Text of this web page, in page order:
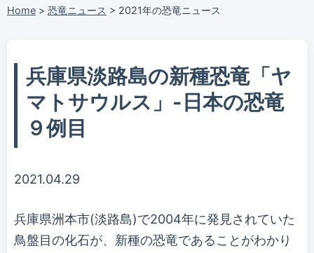
Home > 恐竜ニュース > 2021年の恐竜ニュース
兵庫県淡路島の新種恐竜「ヤ
マトサウルス」-日本の恐竜
９例目
2021.04.29
兵庫県洲本市(淡路島)で2004年に発見されていた
鳥盤目の化石が、新種の恐竜であることがわかり